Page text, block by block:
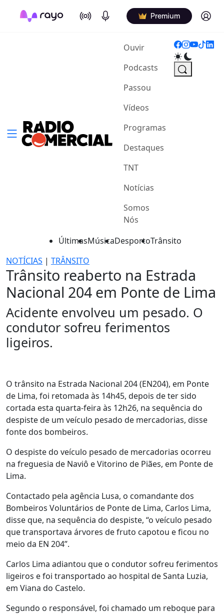
On Air Podcasts Premium Log in
Ouvir(current)
Podcasts
Passou
Vídeos
Programas
Destaques
TNT
Notícias
Somos
Nós
ÚltimasMúsicaDesportoTrânsito
NOTÍCIAS | TRÂNSITO
Trânsito reaberto na Estrada
Nacional 204 em Ponte de Lima
Acidente envolveu um pesado. O
condutor sofreu ferimentos
ligeiros.
O trânsito na Estrada Nacional 204 (EN204), em Ponte
de Lima, foi retomada às 14h45, depois de ter sido
cortada esta quarta-feira às 12h26, na sequência do
despiste de um veículo pesado de mercadorias, disse
fonte dos bombeiros.
O despiste do veículo pesado de mercadorias ocorreu
na freguesia de Naviô e Vitorino de Piães, em Ponte de
Lima.
Contactado pela agência Lusa, o comandante dos
Bombeiros Voluntários de Ponte de Lima, Carlos Lima,
disse que, na sequência do despiste, “o veículo pesado
que transportava árvores de fruto capotou e ficou no
meio da EN 204”.
Carlos Lima adiantou que o condutor sofreu ferimentos
ligeiros e foi transportado ao hospital de Santa Luzia,
em Viana do Castelo.
Segundo o responsável, foi chamado um reboque para